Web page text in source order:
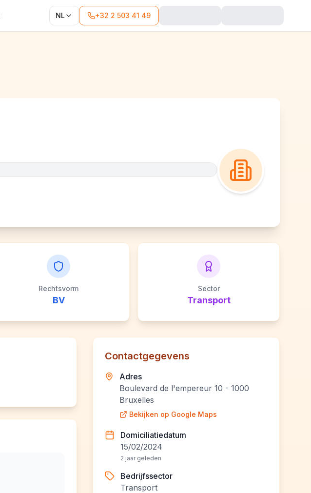
NL +32 2 503 41 49
Rechtsvorm
BV
Sector
Transport
Contactgegevens
Adres
Boulevard de l'empereur 10 - 1000
Bruxelles
Bekijken op Google Maps
Domiciliatiedatum
15/02/2024
2 jaar geleden
Bedrijfssector
Transport